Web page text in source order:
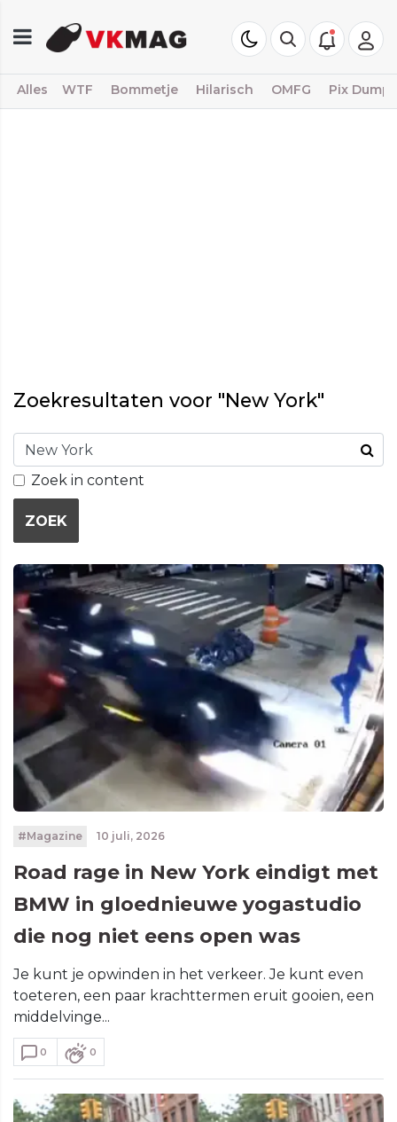
Alles WTF Bommetje Hilarisch OMFG Pix Dump
Zoekresultaten voor "New York"
Zoek in content
ZOEK
#Magazine 10 juli, 2026
Road rage in New York eindigt met
BMW in gloednieuwe yogastudio
die nog niet eens open was
Je kunt je opwinden in het verkeer. Je kunt even
toeteren, een paar krachttermen eruit gooien, een
middelvinge...
0 0